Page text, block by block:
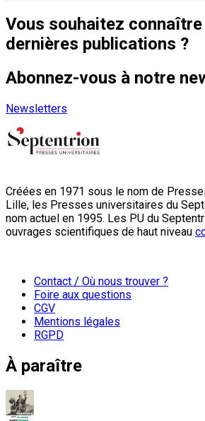
Vous souhaitez
dernières publications ?
Abonnez-vous à notre
Newsletters
Créées en 1971 sous le nom de
Lille, les Presses universitaires du
nom actuel en 1995. Les PU du
ouvrages scientifiques de haut niveau
Contact / Où nous trouver ?
Foire aux questions
CGV
Mentions légales
RGPD
À paraître